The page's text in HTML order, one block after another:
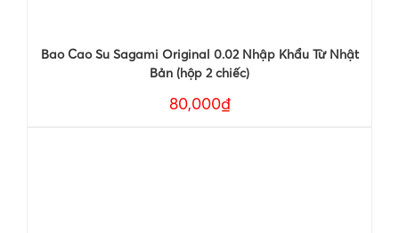
Bao Cao Su Sagami Original 0.02 Nhập Khẩu Từ Nhật
Bản (hộp 2 chiếc)
80,000₫